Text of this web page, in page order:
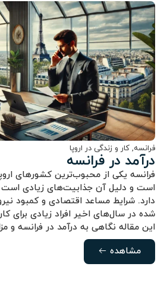
فرانسه, کار و زندگی در اروپا
درآمد در فرانسه
فرانسه یکی از محبوب‌ترین کشورهای
است و دلیل آن جذابیت‌های زیادی است
دارد. شرایط مساعد اقتصادی و کمبود
شده در سال‌های اخیر افراد زیادی برای
این مقاله نگاهی به درآمد در فرانسه و
مشاهده